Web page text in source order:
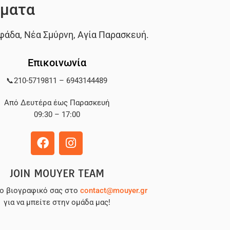
, Νέα Σμύρνη, Αγία Παρασκευή.
Επικοινωνία
📞210-5719811 – 6943144489
Από Δευτέρα έως Παρασκευή
09:30 – 17:00
JOIN MOUYER TEAM
βιογραφικό σας στο contact@mouyer.gr
για να μπείτε στην ομάδα μας!